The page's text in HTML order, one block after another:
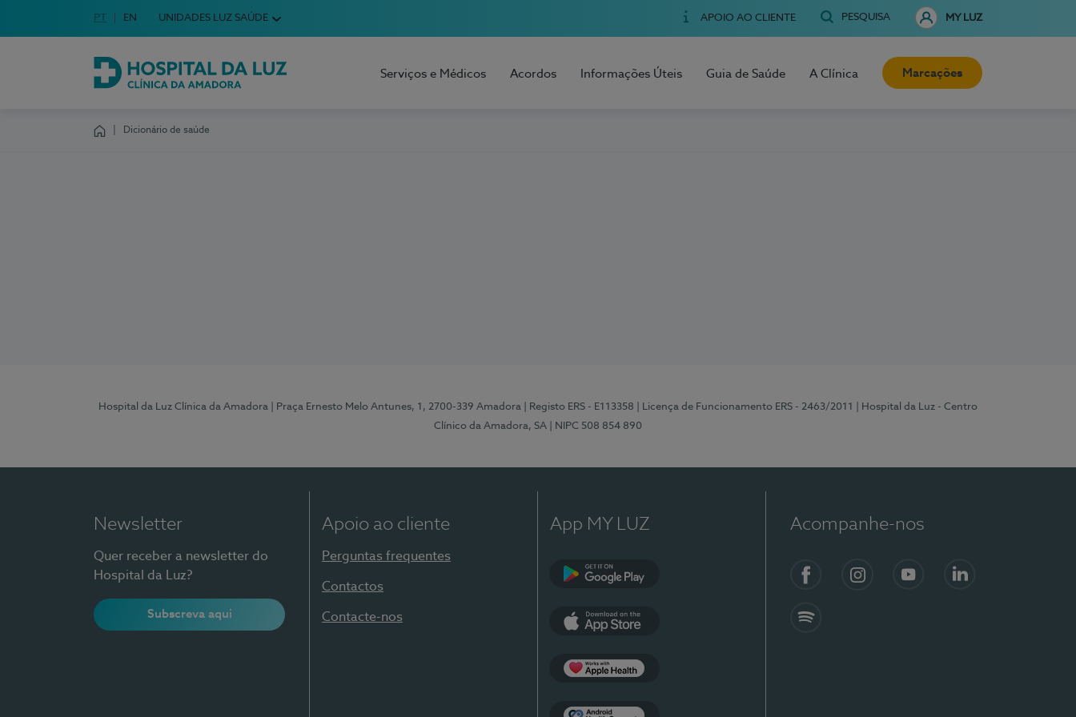
Escolha o seu idioma
Idioma em Português
PT English Language
EN UNIDADES LUZ SAÚDE APOIO AO CLIENTE PESQUISA MY LUZ
Hospital da Luz Clínica da Amadora
Serviços e Médicos Acordos Informações Úteis Guia de Saúde A Clínica Marcações
Dicionário de saúde
Hospital da Luz Clínica da Amadora | Praça Ernesto Melo Antunes, 1, 2700-339 Amadora | Registo ERS - E113358 | Licença de Funcionamento ERS - 2463/2011
| Hospital da Luz - Centro
Clínico da Amadora, SA
| NIPC 508 854 890
Newsletter
Quer receber a newsletter do
Hospital da Luz?
Subscreva aqui
Apoio ao cliente
Perguntas frequentes
Contactos
Contacte-nos
App MY LUZ Acompanhe-nos